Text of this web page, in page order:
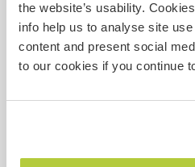
the website’s usability.
info help us to analyse site
content and present social
to our cookies if you continue